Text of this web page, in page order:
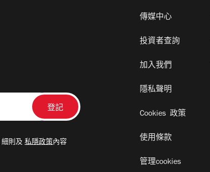
細則及 私隱政策內容
傳媒中心
投資者查詢
加入我們
隱私聲明
Cookies 政策
使用條款
管理cookies